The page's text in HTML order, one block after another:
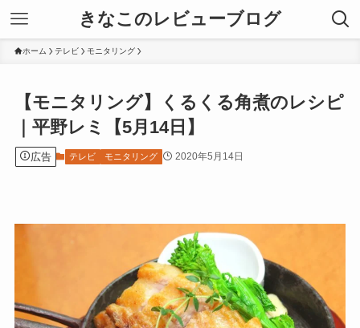
きなこのレビューブログ
ホーム テレビ モニタリング
【モニタリング】くるくる角煮のレシピ
｜平野レミ【5月14日】
広告 テレビ モニタリング 2020年5月14日